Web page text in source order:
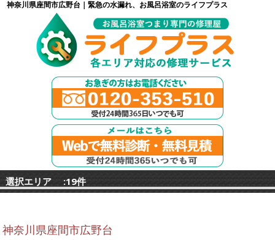
神奈川県座間市広野台｜緊急の水漏れ、お風呂浴室のライフプラス
選択エリア :19件
神奈川県座間市広野台